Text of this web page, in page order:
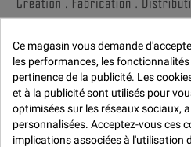
découpe auto-cicatrisants grand format
90x120cm, A1, A2 et A3), une gamme
des règles en aluminium
parfaite et sûre. Creacoupe.fr est un site
entreprise familiale française avec une
distribution[...]
Ce magasin vous demande
les performances, les
pertinence de la publicité. Les
et à la publicité sont utilisés pour
optimisées sur les réseaux sociaux,
personnalisées. Acceptez-vous ces
implications associées à l'utilisation